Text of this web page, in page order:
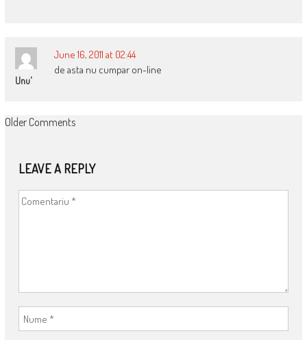
Unu'
June 16, 2011 at 02:44
de asta nu cumpar on-line
COMMENT
Older Comments
LEAVE A REPLY